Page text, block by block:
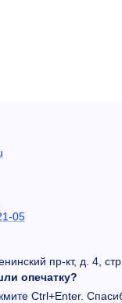
05
пр-кт, д. 4,
опечатку?
Ctrl+Enter.